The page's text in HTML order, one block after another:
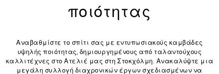
ποιότητας
Αναβαθμίστε το σπίτι σας με εντυπωσιακούς καμβάδες
υψηλής ποιότητας, δημιουργημένους από ταλαντούχους
καλλιτέχνες στο Ατελιέ μας στη Στοκχόλμη. Ανακαλύψτε μια
μεγάλη συλλογή διαχρονικών έργων σχεδιασμένων να